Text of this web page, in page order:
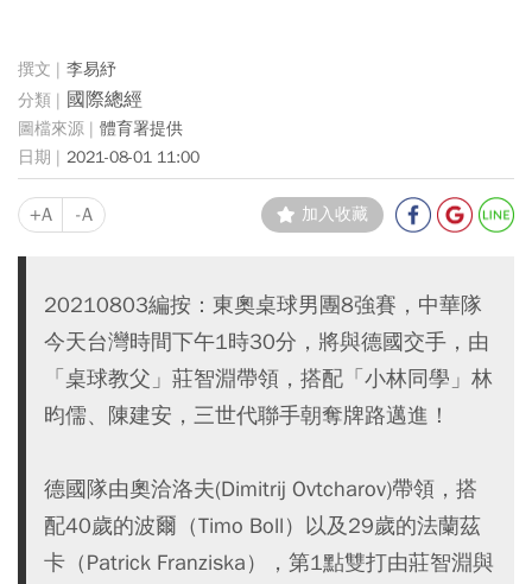
李易紓
國際總經
體育署提供
2021-08-01 11:00
+A -A 加入收藏
20210803編按：東奧桌球男團8強賽，中華隊
今天台灣時間下午1時30分，將與德國交手，由
「桌球教父」莊智淵帶領，搭配「小林同學」林
昀儒、陳建安，三世代聯手朝奪牌路邁進！
德國隊由奧洽洛夫(Dimitrij Ovtcharov)帶領，搭
配40歲的波爾（Timo Boll）以及29歲的法蘭茲
卡（Patrick Franziska），第1點雙打由莊智淵與